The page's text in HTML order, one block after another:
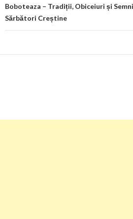
Boboteaza – Tradiții, Obiceiuri și
Sărbători Creștine